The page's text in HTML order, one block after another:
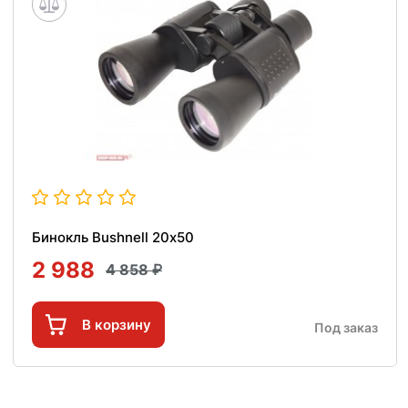
Бинокль Bushnell 20х50
2 988 4 858
В корзину Под заказ